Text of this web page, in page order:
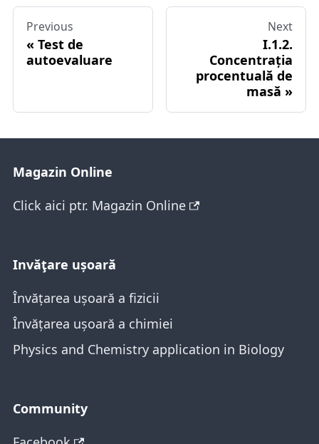
Previous
Test de
autoevaluare
Next
I.1.2.
Concentrația
procentuală de
masă
Magazin Online
Click aici ptr. Magazin Online
Invăţare ușoară
Învățarea ușoară a fizicii
Învățarea ușoară a chimiei
Physics and Chemistry application in Biology
Community